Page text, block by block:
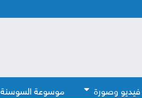
فيديو وصورة موسوعة السوسنة